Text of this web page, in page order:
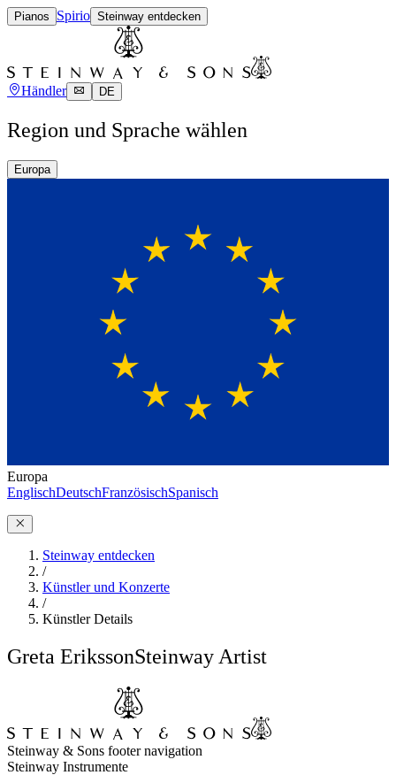
Pianos Spirio Steinway entdecken
Händler DE
Region und Sprache wählen
Europa
Europa
EnglischDeutschFranzösischSpanisch
Steinway entdecken
/
Künstler und Konzerte
/
Künstler Details
Greta ErikssonSteinway Artist
Steinway & Sons footer navigation
Steinway Instrumente